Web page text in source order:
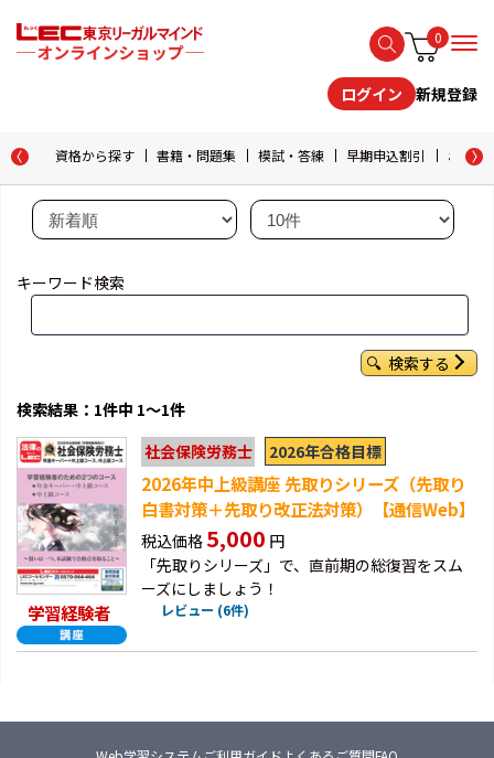
0
ログイン 新規登録
資格から探す 書籍・問題集 模試・答練 早期申込割引 おため
キーワード検索
検索する
検索結果：1件中 1～1件
学習経験者
社会保険労務士 2026年合格目標
2026年中上級講座 先取りシリーズ（先取り
白書対策＋先取り改正法対策）【通信Web】
税込価格 5,000 円
「先取りシリーズ」で、直前期の総復習をスム
ーズにしましょう！
レビュー (6件)